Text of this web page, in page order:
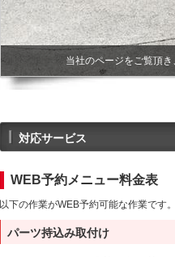
当社のページをご覧頂
対応サービス
WEB予約メニュー料金表
以下の作業がWEB予約可能な作業です
パーツ持込み取付け